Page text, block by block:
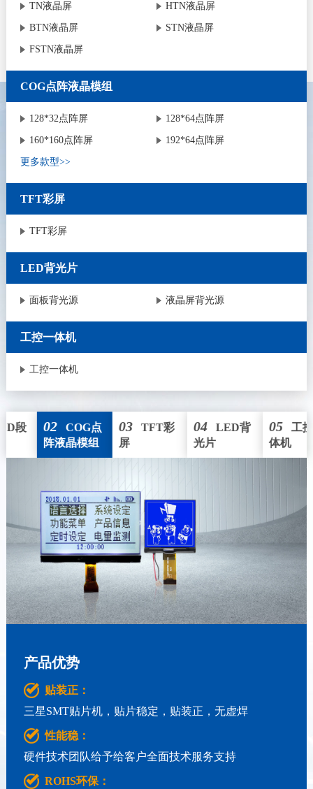
TN液晶屏 HTN液晶屏
BTN液晶屏 STN液晶屏
FSTN液晶屏
COG点阵液晶模组
128*32点阵屏 128*64点阵屏
160*160点阵屏 192*64点阵屏
更多款型>>
TFT彩屏
TFT彩屏
LED背光片
面板背光源 液晶屏背光源
工控一体机
工控一体机
01
LCD段
02
COG点
阵液晶模组
03
TFT彩
04
LED背
产品优势
优势标题1
优势1-简介
优势标题2
优势2-简介
优势标题3